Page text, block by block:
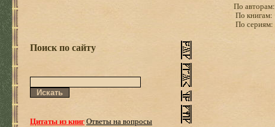
По авторам:
По книгам:
По сериям:
Поиск по сайту
Цитаты из книгОтветы на вопросы